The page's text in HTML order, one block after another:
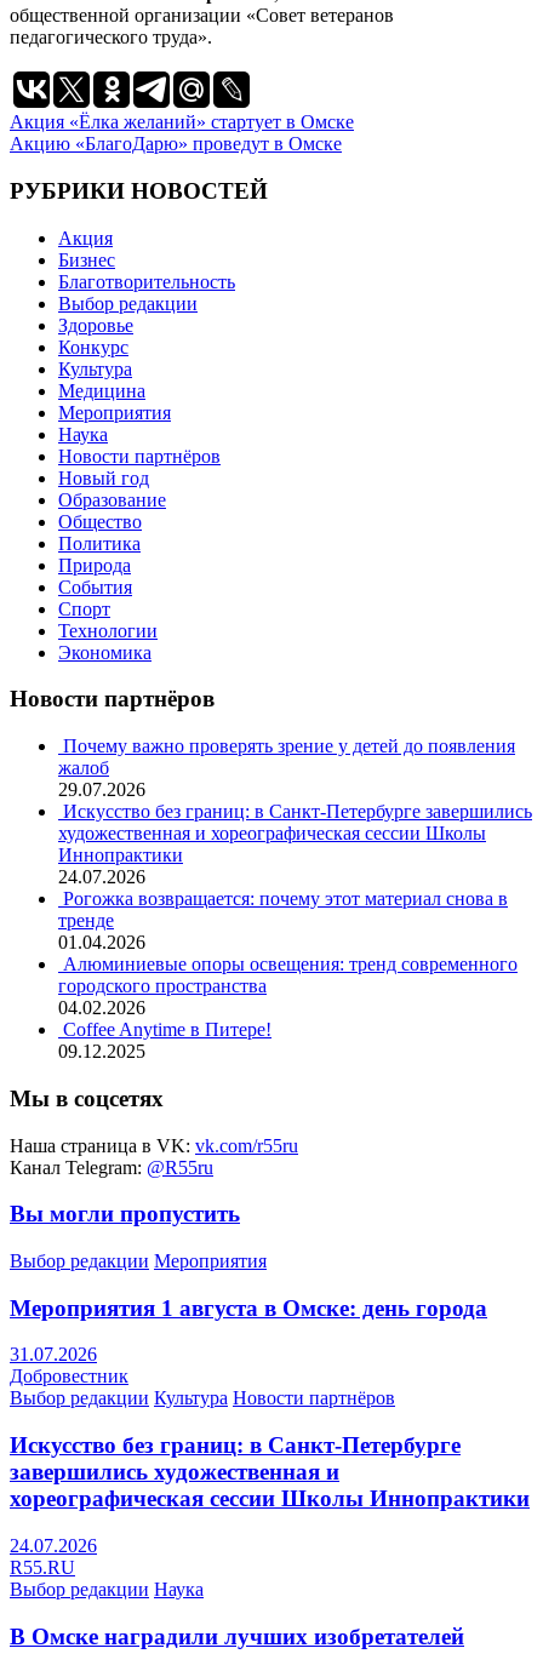
общественной организации «Совет ветеранов
педагогического труда».
Навигация
по
записям
Акция «Ёлка желаний» стартует в Омске
Акцию «БлагоДарю» проведут в Омске
РУБРИКИ НОВОСТЕЙ
Акция
Бизнес
Благотворительность
Выбор редакции
Здоровье
Конкурс
Культура
Медицина
Мероприятия
Наука
Новости партнёров
Новый год
Образование
Общество
Политика
Природа
События
Спорт
Технологии
Экономика
Новости партнёров
Почему важно проверять зрение у детей до появления
жалоб
29.07.2026
Искусство без границ: в Санкт-Петербурге завершились
художественная и хореографическая сессии Школы
Иннопрактики
24.07.2026
Рогожка возвращается: почему этот материал снова в
тренде
01.04.2026
Алюминиевые опоры освещения: тренд современного
городского пространства
04.02.2026
Coffee Anytime в Питере!
09.12.2025
Мы в соцсетях
Наша страница в VK: vk.com/r55ru
Канал Telegram: @R55ru
Вы могли пропустить
Выбор редакции Мероприятия
Мероприятия 1 августа в Омске: день города
31.07.2026
Добровестник
Выбор редакции Культура Новости партнёров
Искусство без границ: в Санкт-Петербурге
завершились художественная и
хореографическая сессии Школы Иннопрактики
24.07.2026
R55.RU
Выбор редакции Наука
В Омске наградили лучших изобретателей